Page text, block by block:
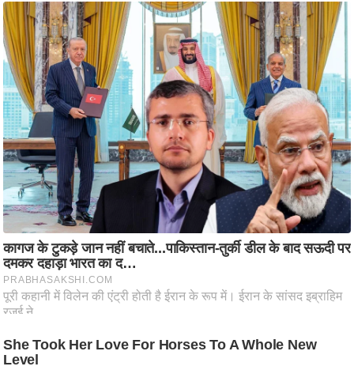
ण
स
म
सा
म
यि
क
मा
तृ
भू
मि
स्तं
भ
ए
म
.
आ